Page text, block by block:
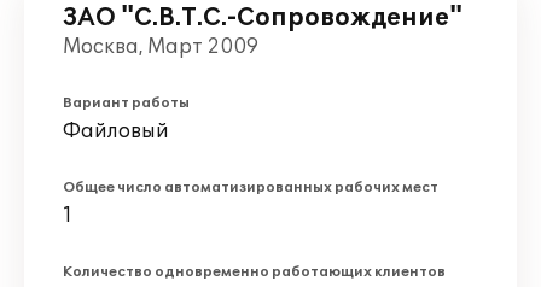
ЗАО "С.В.Т.С.-Сопровождение"
Москва, Март 2009
Вариант работы
Файловый
Общее число автоматизированных рабочих мест
1
Количество одновременно работающих клиентов